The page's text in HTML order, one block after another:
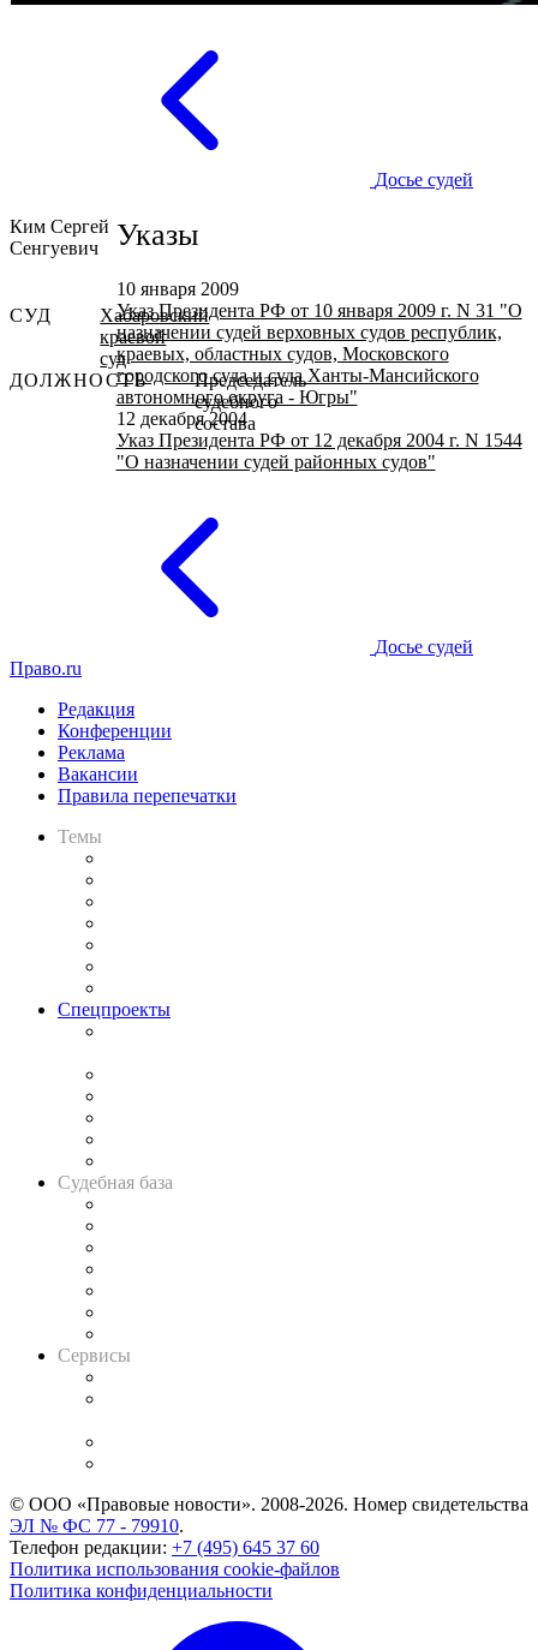
Досье судей
Ким Сергей
Сенгуевич
СУД
Хабаровский
краевой
суд
ДОЛЖНОСТЬ
Председатель
судебного
состава
Указы
10 января 2009
Указ Президента РФ от 10 января 2009 г. N 31 "О
назначении судей верховных судов республик,
краевых, областных судов, Московского
городского суда и суда Ханты-Мансийского
автономного округа - Югры"
12 декабря 2004
Указ Президента РФ от 12 декабря 2004 г. N 1544
"О назначении судей районных судов"
Досье судей
Право.ru
Редакция
Конференции
Реклама
Вакансии
Правила перепечатки
Темы
Спецпроекты
Судебная база
Сервисы
© ООО «Правовые новости». 2008-2026. Номер свидетельства
ЭЛ № ФС 77 - 79910.
Телефон редакции: +7 (495) 645 37 60
Политика использования cookie-файлов
Политика конфиденциальности